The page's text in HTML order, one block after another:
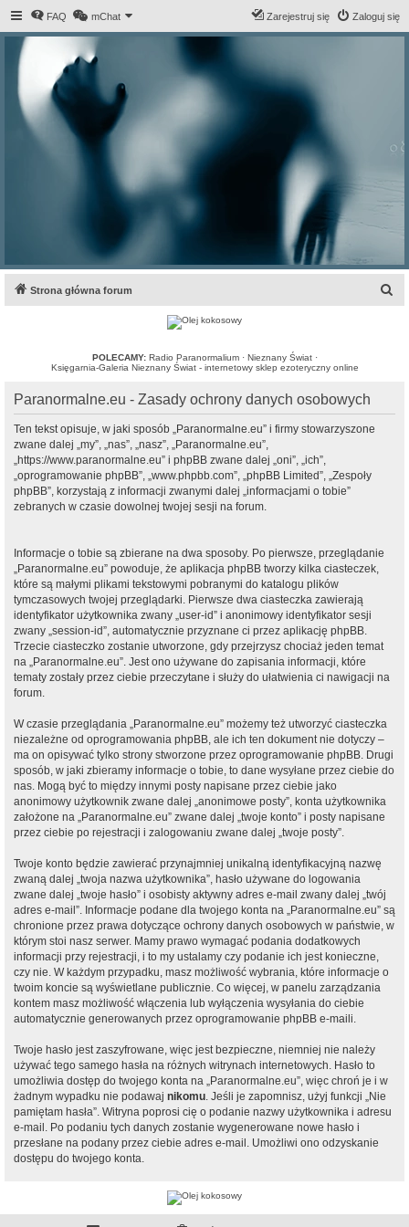
FAQ mChat Zaloguj się
Zarejestruj się
Strona główna forum
POLECAMY: Radio Paranormalium· Nieznany Świat·
Księgarnia-Galeria Nieznany Świat - internetowy sklep ezoteryczny online
Paranormalne.eu - Zasady ochrony danych osobowych
Ten tekst opisuje, w jaki sposób „Paranormalne.eu” i firmy stowarzyszone
zwane dalej „my”, „nas”, „nasz”, „Paranormalne.eu”,
„https://www.paranormalne.eu” i phpBB zwane dalej „oni”, „ich”,
„oprogramowanie phpBB”, „www.phpbb.com”, „phpBB Limited”, „Zespoły
phpBB”, korzystają z informacji zwanymi dalej „informacjami o tobie”
zebranych w czasie dowolnej twojej sesji na forum.
Informacje o tobie są zbierane na dwa sposoby. Po pierwsze, przeglądanie
„Paranormalne.eu” powoduje, że aplikacja phpBB tworzy kilka ciasteczek,
które są małymi plikami tekstowymi pobranymi do katalogu plików
tymczasowych twojej przeglądarki. Pierwsze dwa ciasteczka zawierają
identyfikator użytkownika zwany „user-id” i anonimowy identyfikator sesji
zwany „session-id”, automatycznie przyznane ci przez aplikację phpBB.
Trzecie ciasteczko zostanie utworzone, gdy przejrzysz chociaż jeden temat
na „Paranormalne.eu”. Jest ono używane do zapisania informacji, które
tematy zostały przez ciebie przeczytane i służy do ułatwienia ci nawigacji na
forum.
W czasie przeglądania „Paranormalne.eu” możemy też utworzyć ciasteczka
niezależne od oprogramowania phpBB, ale ich ten dokument nie dotyczy –
ma on opisywać tylko strony stworzone przez oprogramowanie phpBB. Drugi
sposób, w jaki zbieramy informacje o tobie, to dane wysyłane przez ciebie do
nas. Mogą być to między innymi posty napisane przez ciebie jako
anonimowy użytkownik zwane dalej „anonimowe posty”, konta użytkownika
założone na „Paranormalne.eu” zwane dalej „twoje konto” i posty napisane
przez ciebie po rejestracji i zalogowaniu zwane dalej „twoje posty”.
Twoje konto będzie zawierać przynajmniej unikalną identyfikacyjną nazwę
zwaną dalej „twoja nazwa użytkownika”, hasło używane do logowania
zwane dalej „twoje hasło” i osobisty aktywny adres e-mail zwany dalej „twój
adres e-mail”. Informacje podane dla twojego konta na „Paranormalne.eu” są
chronione przez prawa dotyczące ochrony danych osobowych w państwie, w
którym stoi nasz serwer. Mamy prawo wymagać podania dodatkowych
informacji przy rejestracji, i to my ustalamy czy podanie ich jest konieczne,
czy nie. W każdym przypadku, masz możliwość wybrania, które informacje o
twoim koncie są wyświetlane publicznie. Co więcej, w panelu zarządzania
kontem masz możliwość włączenia lub wyłączenia wysyłania do ciebie
automatycznie generowanych przez oprogramowanie phpBB e-maili.
Twoje hasło jest zaszyfrowane, więc jest bezpieczne, niemniej nie należy
używać tego samego hasła na różnych witrynach internetowych. Hasło to
umożliwia dostęp do twojego konta na „Paranormalne.eu”, więc chroń je i w
żadnym wypadku nie podawaj nikomu. Jeśli je zapomnisz, użyj funkcji „Nie
pamiętam hasła”. Witryna poprosi cię o podanie nazwy użytkownika i adresu
e-mail. Po podaniu tych danych zostanie wygenerowane nowe hasło i
przesłane na podany przez ciebie adres e-mail. Umożliwi ono odzyskanie
dostępu do twojego konta.